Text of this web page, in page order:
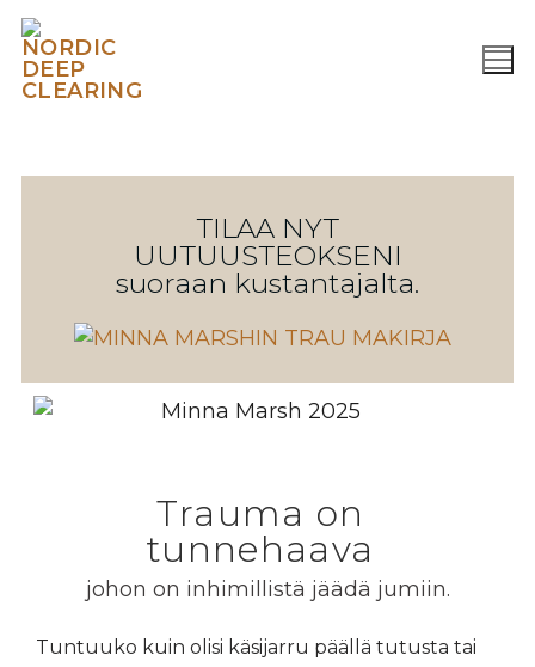
TILAA NYT
UUTUUSTEOKSENI
suoraan kustantajalta.
Trauma on
tunnehaava
johon on inhimillistä jäädä jumiin.
Tuntuuko kuin olisi käsijarru päällä tutusta tai